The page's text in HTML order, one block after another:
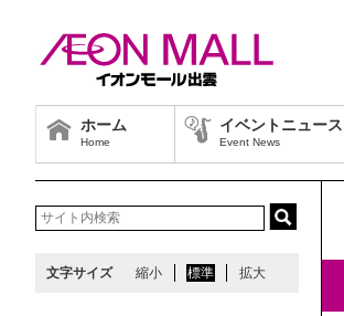
ホーム
Home
イベントニュース
Event News
文字サイズ 縮小 標準 拡大